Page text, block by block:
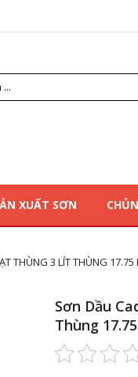
XUẤT SƠN
THÙNG 3 LÍT THÙNG 17.75
Sơn Dầu
Thùng